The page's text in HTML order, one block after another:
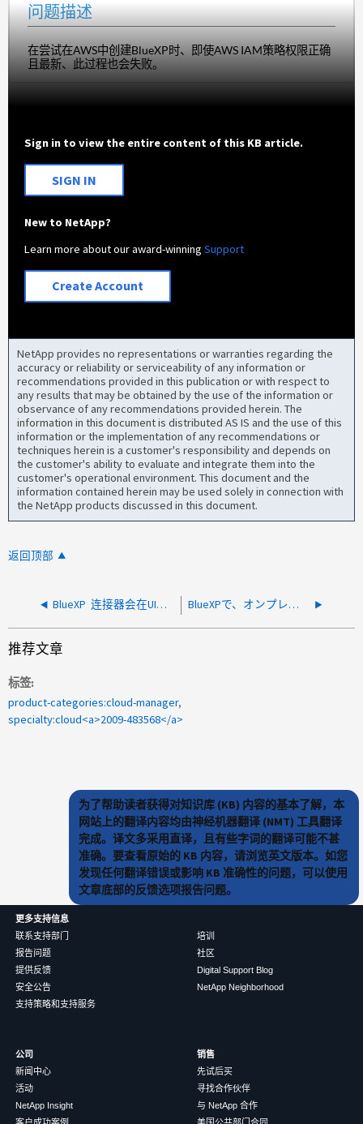
问题描述
在尝试在AWS中创建BlueXP时、即使AWS IAM策略权限正确
且最新、此过程也会失败。
Sign in to view the entire content of this KB article.
SIGN IN
New to NetApp?
Learn more about our award-winningSupport
Create Account
NetApp provides no representations or warranties regarding the
accuracy or reliability or serviceability of any information or
recommendations provided in this publication or with respect to
any results that may be obtained by the use of the information or
observance of any recommendations provided herein. The
information in this document is distributed AS IS and the use of this
information or the implementation of any recommendations or
techniques herein is a customer's responsibility and depends on
the customer's ability to evaluate and integrate them into the
customer's operational environment. This document and the
information contained herein may be used solely in connection with
the NetApp products discussed in this document.
返回顶部
BlueXP 连接器会在UI中显示非活动状态 BlueXPで、オンプレミスシステムの ホスト名ではなくIPアドレスが表示される
推荐文章
标签
product-categories:cloud-manager
specialty:cloud<a>2009-483568</a>
为了帮助读者获得对知识库 (KB) 内容的基本了解，本
网站上的翻译内容均由神经机器翻译 (NMT) 工具翻译
完成。译文多采用直译，且有些字词的翻译可能不甚
准确。要查看原始的 KB 内容，请浏览英文版本。如您
发现任何翻译错误或影响 KB 准确性的问题，可以使用
文章底部的反馈选项报告问题。
更多支持信息
联系支持部门
报告问题
提供反馈
安全公告
支持策略和支持服务
培训
社区
Digital Support Blog
NetApp Neighborhood
公司
新闻中心
活动
NetApp Insight
销售
先试后买
寻找合作伙伴
与 NetApp 合作